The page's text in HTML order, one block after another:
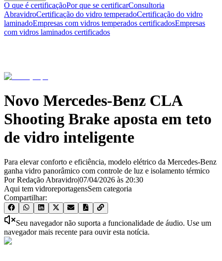
O que é certificaçãoPor que se certificarConsultoria
AbravidroCertificação do vidro temperadoCertificação do vidro
laminadoEmpresas com vidros temperados certificadosEmpresas
com vidros laminados certificados
Novo Mercedes-Benz CLA
Shooting Brake aposta em teto
de vidro inteligente
Para elevar conforto e eficiência, modelo elétrico da Mercedes-Benz
ganha vidro panorâmico com controle de luz e isolamento térmico
Por Redação Abravidro|07/04/2026 às 20:30
Aqui tem vidroreportagensSem categoria
Compartilhar:
Seu navegador não suporta a funcionalidade de áudio. Use um
navegador mais recente para ouvir esta notícia.